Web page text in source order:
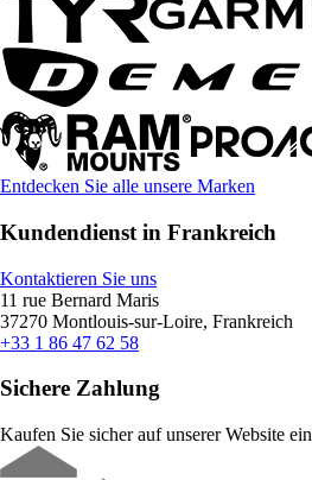
Entdecken Sie alle unsere Marken
Kundendienst in Frankreich
Kontaktieren Sie uns
11 rue Bernard Maris
37270 Montlouis-sur-Loire, Frankreich
+33 1 86 47 62 58
Sichere Zahlung
Kaufen Sie sicher auf unserer Website ein